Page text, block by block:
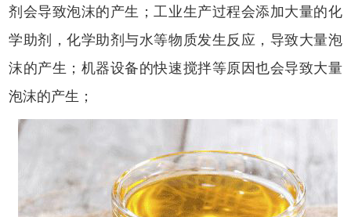
剂会导致泡沫的产生；工业生产过程会添加大量的化
学助剂，化学助剂与水等物质发生反应，导致大量泡
沫的产生；机器设备的快速搅拌等原因也会导致大量
泡沫的产生；